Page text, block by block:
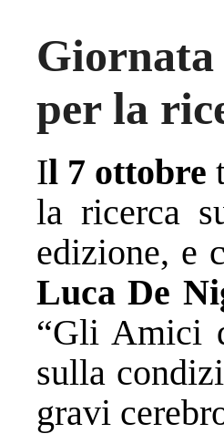
Giornata
per la
Il 7 ottobre
la ricerca
edizione, e
Luca De
“Gli Amici
sulla
gravi